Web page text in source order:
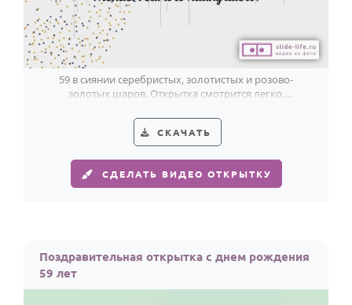
59 в сиянии серебристых, золотистых и розово-
золотых шаров. Открытка смотрится легко,
СКАЧАТЬ
СДЕЛАТЬ ВИДЕО ОТКРЫТКУ
Поздравительная открытка с днем рождения
59 лет